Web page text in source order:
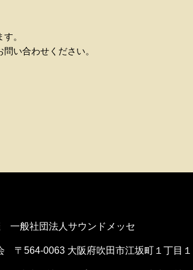
。
い合わせください。
一般社団法人サウンドメッセ
〒564-0063 大阪府吹田市江坂町１丁目